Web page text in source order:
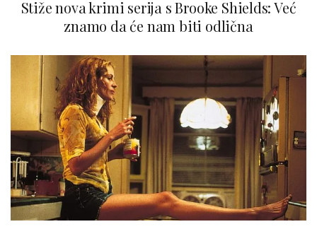
Stiže nova krimi serija s Brooke Shields: Već
znamo da će nam biti odlična